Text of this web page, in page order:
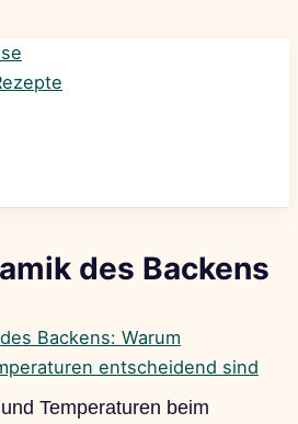
des Backens
Temperaturen beim